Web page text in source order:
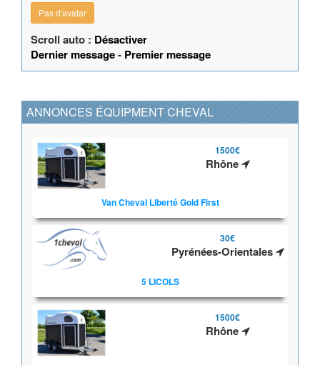
Pas d'avatar
Scroll auto : Désactiver
Dernier message- Premier message
ANNONCES ÉQUIPMENT CHEVAL
1500€
Rhône
Van Cheval Liberté Gold First
30€
Pyrénées-Orientales
5 LICOLS
1500€
Rhône